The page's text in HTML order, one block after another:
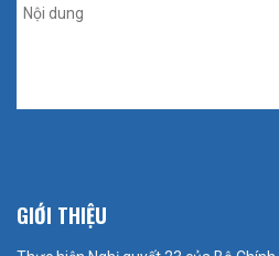
GIỚI THIỆU